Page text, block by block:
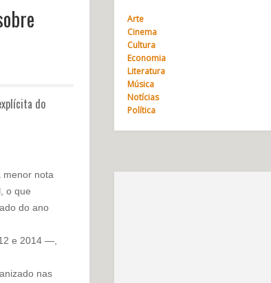
do
menor nota
o que
do ano
e 2014 —,
nas
Arte
Cinema
Cultura
Economia
Literatura
Música
Notícias
Política